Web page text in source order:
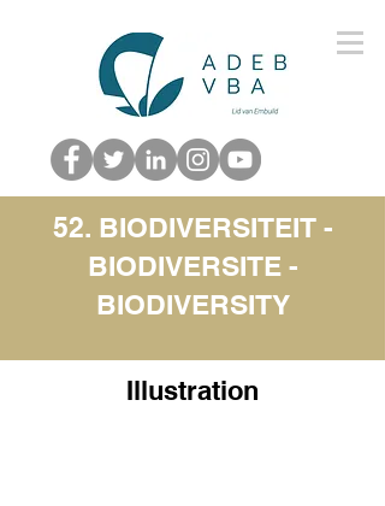
52. BIODIVERSITEIT -
BIODIVERSITE -
BIODIVERSITY
Illustration